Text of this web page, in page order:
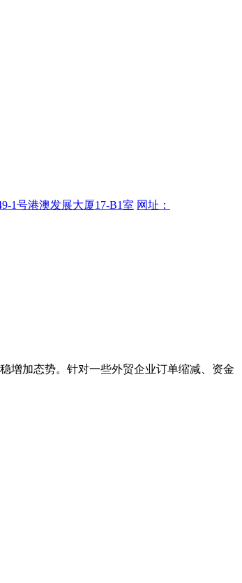
1号港澳发展大厦17-B1室 网址：
增加态势。针对一些外贸企业订单缩减、资金